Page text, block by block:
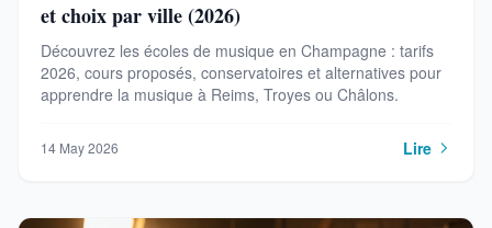
et choix par ville (2026)
Découvrez les écoles de musique en Champagne : tarifs
2026, cours proposés, conservatoires et alternatives pour
apprendre la musique à Reims, Troyes ou Châlons.
14 May 2026 Lire